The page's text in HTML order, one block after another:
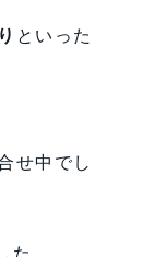
といった
せ中でし
た。